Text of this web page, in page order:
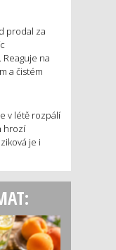
prodal za
na
a čistém
v létě rozpálí
hrozí
je i